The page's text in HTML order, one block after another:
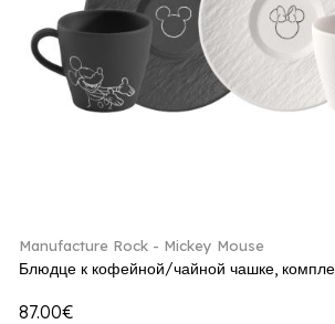
Manufacture Rock - Mickey Mouse
Блюдце к кофейной/чайной чашке,
87.00€